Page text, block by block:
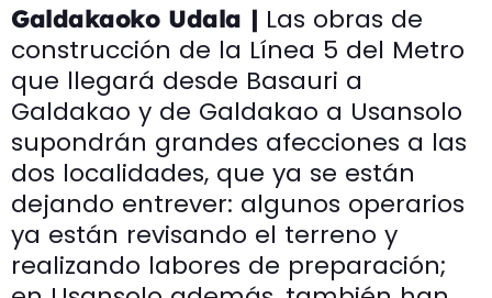
Galdakaoko Udala | Las obras de
construcción de la Línea 5 del Metro
que llegará desde Basauri a
Galdakao y de Galdakao a Usansolo
supondrán grandes afecciones a las
dos localidades, que ya se están
dejando entrever: algunos operarios
ya están revisando el terreno y
realizando labores de preparación;